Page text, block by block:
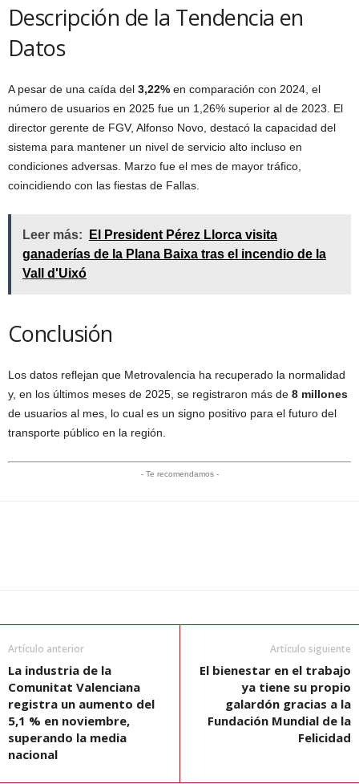
Descripción de la Tendencia en
Datos
A pesar de una caída del 3,22% en comparación con 2024, el
número de usuarios en 2025 fue un 1,26% superior al de 2023. El
director gerente de FGV, Alfonso Novo, destacó la capacidad del
sistema para mantener un nivel de servicio alto incluso en
condiciones adversas. Marzo fue el mes de mayor tráfico,
coincidiendo con las fiestas de Fallas.
Leer más:
El President Pérez Llorca visita
ganaderías de la Plana Baixa tras el incendio de la
Vall d'Uixó
Conclusión
Los datos reflejan que Metrovalencia ha recuperado la normalidad
y, en los últimos meses de 2025, se registraron más de 8 millones
de usuarios al mes, lo cual es un signo positivo para el futuro del
transporte público en la región.
- Te recomendamos -
Artículo anterior
La industria de la
Comunitat Valenciana
registra un aumento del
5,1 % en noviembre,
superando la media
nacional
Artículo siguiente
El bienestar en el trabajo
ya tiene su propio
galardón gracias a la
Fundación Mundial de la
Felicidad